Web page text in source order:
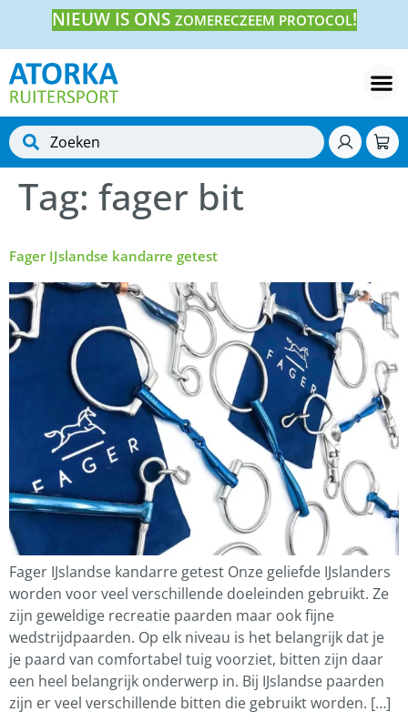
NIEUW IS ONS ZOMERECZEEM PROTOCOL!
Tag: fager bit
Fager IJslandse kandarre getest
Fager IJslandse kandarre getest Onze geliefde IJslanders
worden voor veel verschillende doeleinden gebruikt. Ze
zijn geweldige recreatie paarden maar ook fijne
wedstrijdpaarden. Op elk niveau is het belangrijk dat je
je paard van comfortabel tuig voorziet, bitten zijn daar
een heel belangrijk onderwerp in. Bij IJslandse paarden
zijn er veel verschillende bitten die gebruikt worden. […]